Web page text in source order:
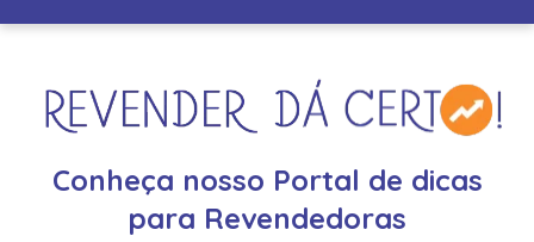
Conheça nosso Portal de dicas
para Revendedoras